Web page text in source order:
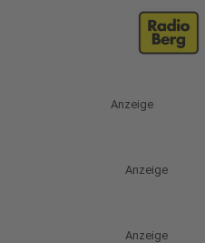
Anzeige
Anzeige
Anzeige